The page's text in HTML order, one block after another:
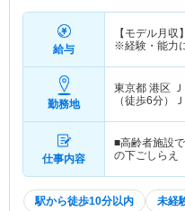
給与
【モデル月収】
※経験・能力
勤務地
東京都 港区
（徒歩6分）
仕事内容
■高齢者施設
の下ごしらえ
駅から徒歩10分以内 未経